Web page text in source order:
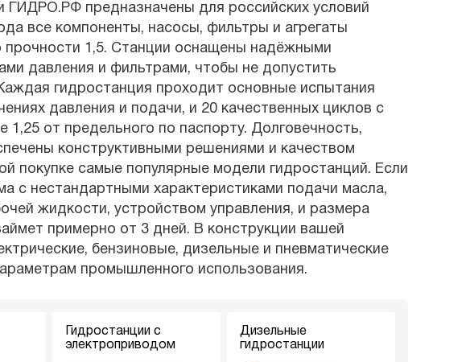
ГИДРО.РФ предназначены для российских условий
все компоненты, насосы, фильтры и агрегаты
1,5. Станции оснащены надёжными
давления и фильтрами, чтобы не допустить
гидростанция проходит основные испытания
давления и подачи, и 20 качественных циклов с
от предельного по паспорту. Долговечность,
конструктивными решениями и качеством
покупке самые популярные модели гидростанций. Если
с нестандартными характеристиками подачи масла,
жидкости, устройством управления, и размера
примерно от 3 дней. В конструкции вашей
бензиновые, дизельные и пневматические
промышленного использования.
Гидростанции с
электроприводом
Дизельные
гидростанции